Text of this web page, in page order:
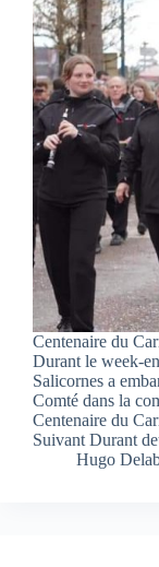
Centenaire du
Durant le week-
Salicornes a
Comté dans la
Centenaire du
Suivant Durant
Hugo